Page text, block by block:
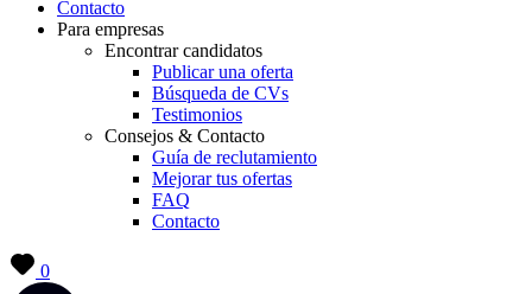
Contacto
Para empresas
Encontrar candidatos
Publicar una oferta
Búsqueda de CVs
Testimonios
Consejos & Contacto
Guía de reclutamiento
Mejorar tus ofertas
FAQ
Contacto
0